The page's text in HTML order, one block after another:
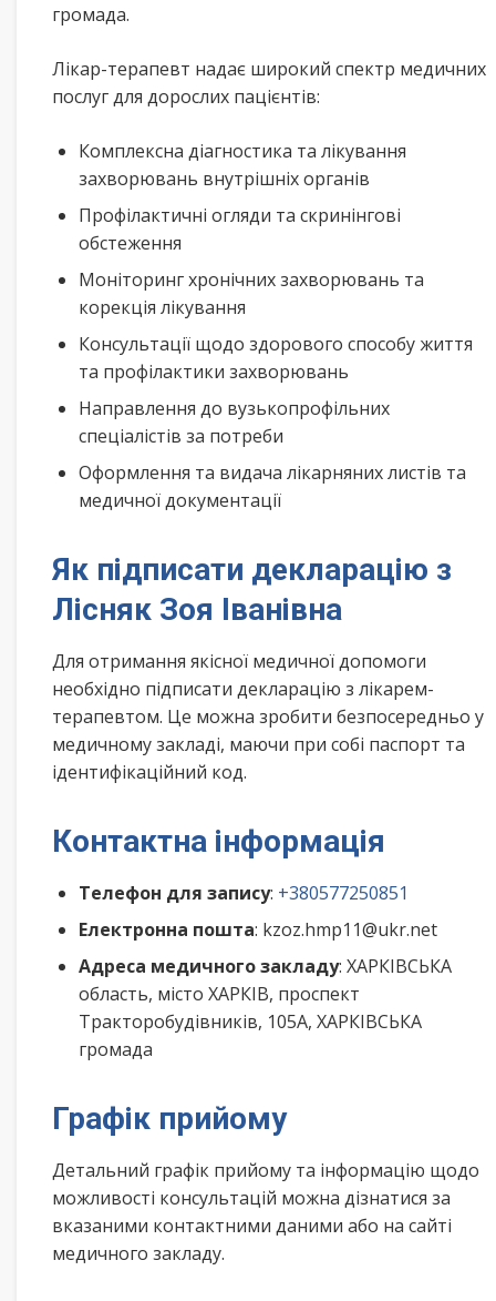
громада.
Лікар-терапевт надає широкий спектр медичних
послуг для дорослих пацієнтів:
Комплексна діагностика та лікування
захворювань внутрішніх органів
Профілактичні огляди та скринінгові
обстеження
Моніторинг хронічних захворювань та
корекція лікування
Консультації щодо здорового способу життя
та профілактики захворювань
Направлення до вузькопрофільних
спеціалістів за потреби
Оформлення та видача лікарняних листів та
медичної документації
Як підписати декларацію з
Лісняк Зоя Іванівна
Для отримання якісної медичної допомоги
необхідно підписати декларацію з лікарем-
терапевтом. Це можна зробити безпосередньо у
медичному закладі, маючи при собі паспорт та
ідентифікаційний код.
Контактна інформація
Телефон для запису: +380577250851
Електронна пошта: kzoz.hmp11@ukr.net
Адреса медичного закладу: ХАРКІВСЬКА
область, місто ХАРКІВ, проспект
Тракторобудівників, 105А, ХАРКІВСЬКА
громада
Графік прийому
Детальний графік прийому та інформацію щодо
можливості консультацій можна дізнатися за
вказаними контактними даними або на сайті
медичного закладу.